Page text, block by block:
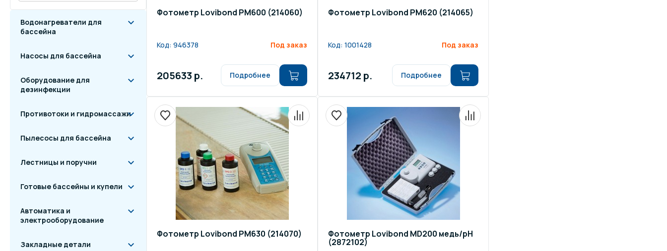
Водонагреватели для
бассейна
Насосы для бассейна
Оборудование для
дезинфекции
Противотоки и гидромассажи
Пылесосы для бассейна
Лестницы и поручни
Готовые бассейны и купели
Автоматика и
электрооборудование
Закладные детали
Фотометр Lovibond РМ600 (214060)
Код: 946378 Под заказ
205633 р. Подробнее
Фотометр Lovibond РМ620 (214065)
Код: 1001428 Под заказ
234712 р. Подробнее
Фотометр Lovibond РМ630 (214070) Фотометр Lovibond MD200 медь/pH
(2872102)